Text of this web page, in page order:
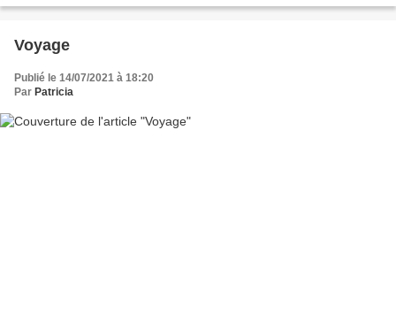
Voyage
Publié le 14/07/2021 à 18:20
Par Patricia